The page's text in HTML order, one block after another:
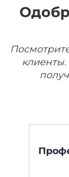
клиенты.